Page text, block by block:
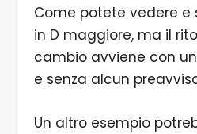
Come potete vedere e
in D maggiore, ma il
cambio avviene con
e senza alcun
Un altro esempio